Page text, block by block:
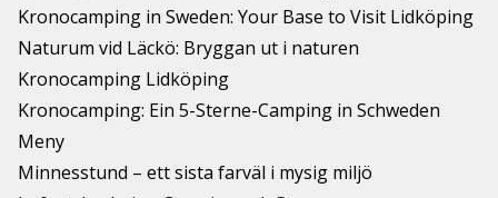
Kronocamping in Sweden: Your Base to Visit Lidköping
Naturum vid Läckö: Bryggan ut i naturen
Kronocamping Lidköping
Kronocamping: Ein 5-Sterne-Camping in Schweden
Meny
Minnesstund – ett sista farväl i mysig miljö